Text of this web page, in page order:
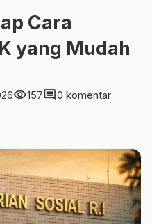
Cara
yang Mudah
visibility157comment0 komentar